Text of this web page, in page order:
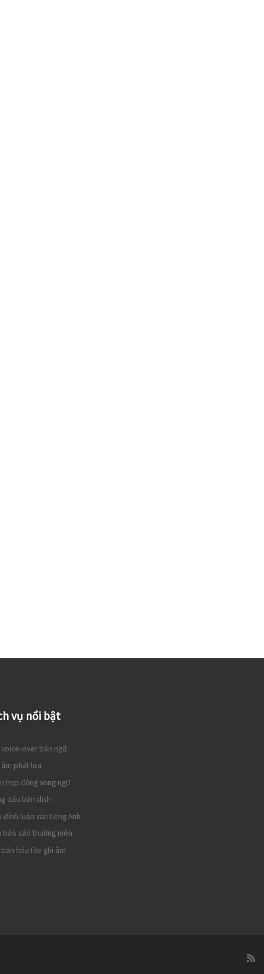
vụ nổi bật
voice-over bản ngữ
âm phát loa
hợp đồng song ngữ
dấu bản dịch
đính luận văn tiếng Anh
báo cáo thường niên
bản hóa file ghi âm